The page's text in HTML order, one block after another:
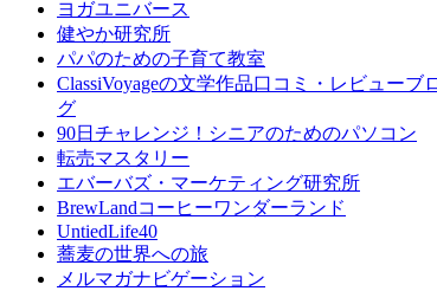
ヨガユニバース
健やか研究所
パパのための子育て教室
ClassiVoyageの文学作品口コミ・レビューブ
グ
90日チャレンジ！シニアのためのパソコン
転売マスタリー
エバーバズ・マーケティング研究所
BrewLandコーヒーワンダーランド
UntiedLife40
蕎麦の世界への旅
メルマガナビゲーション